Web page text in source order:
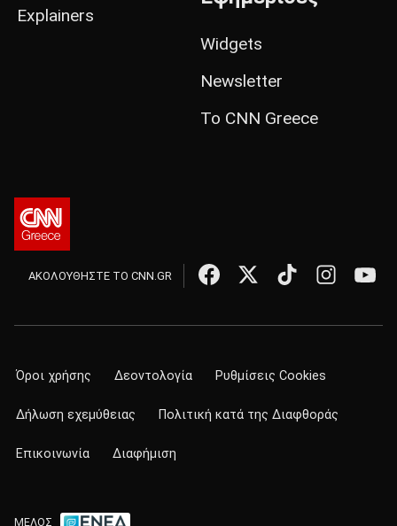
Explainers
Widgets
Newsletter
Το CNN Greece
ΑΚΟΛΟΥΘΗΣΤΕ ΤΟ CNN.GR
Όροι χρήσης Δεοντολογία Ρυθμίσεις Cookies
Δήλωση εχεμύθειας Πολιτική κατά της Διαφθοράς
Επικοινωνία Διαφήμιση
ΜΕΛΟΣ